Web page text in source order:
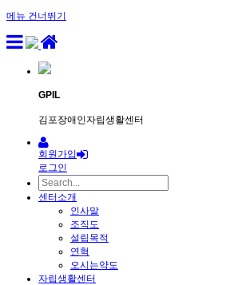
메뉴 건너뛰기
GPIL
김포장애인자립생활센터
회원가입
로그인
센터소개
인사말
조직도
설립목적
연혁
오시는약도
자립생활센터
Sketchbook5, 스케치북5
Sketchbook5, 스케치북5